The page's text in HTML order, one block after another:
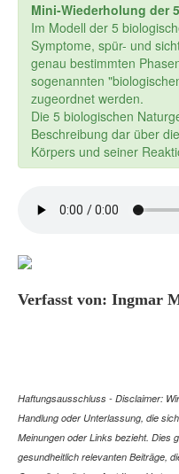
Mini-Wiederholung der
Im Modell der 5
Symptome, spür- und
genau bestimmten
sogenannten
zugeordnet werden.
Die 5 biologischen
Beschreibung dar über
Körpers und seiner
Verfasst von: Ingmar
Haftungsausschluss - Disclaimer:
Handlung oder Unterlassung, die
Meinungen oder Links bezieht. Dies
gesundheitlich relevanten Beiträge,